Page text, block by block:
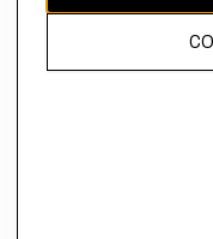
El contenido de esta
propiedad de H&M